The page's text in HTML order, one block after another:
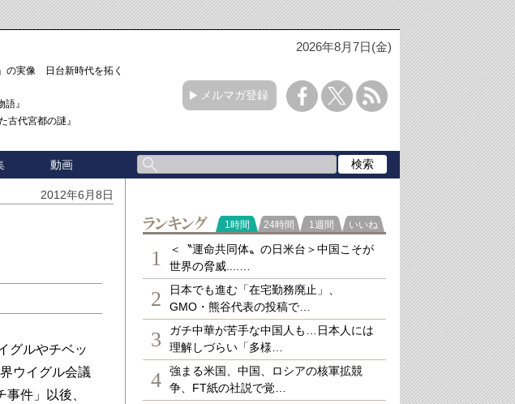
2026年8月7日(金)
の実像 日台新時代を拓く「3
』
古代宮都の謎』
メルマガ登録
動画
2012年6月8日
グルやチベッ
ウイグル会議
件」以後、
ランキング
1時間 24時間 1週間 いいね
1
＜〝運命共同体〟の日米台＞中国こそが
世界の脅威....…
2
日本でも進む「在宅勤務廃止」、
GMO・熊谷代表の投稿で…
3
ガチ中華が苦手な中国人も…日本人には
理解しづらい「多様…
4
強まる米国、中国、ロシアの核軍拡競
争、FT紙の社説で覚…